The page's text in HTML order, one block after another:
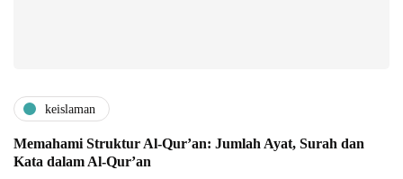
keislaman
Memahami Struktur Al-Qur’an: Jumlah Ayat, Surah dan
Kata dalam Al-Qur’an